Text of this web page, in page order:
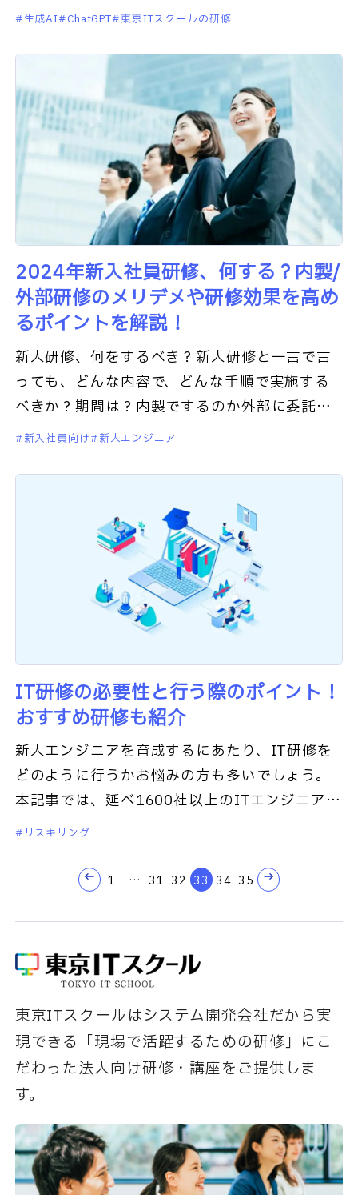
た質問や会話に対し、適切な回答を返してくれ
生成AI ChatGPT 東京ITスクールの研修
2024年新入社員研修、何する？内製/
外部研修のメリデメや研修効果を高め
るポイントを解説！
新人研修、何をするべき？新人研修と一言で言
っても、どんな内容で、どんな手順で実施する
べきか？期間は？内製でするのか外部に委託す
るのか？etc…色々とお悩みの育成担当者の方も
新入社員向け 新人エンジニア
IT研修の必要性と行う際のポイント！
おすすめ研修も紹介
新人エンジニアを育成するにあたり、IT研修を
どのように行うかお悩みの方も多いでしょう。
本記事では、延べ1600社以上のITエンジニア育
成に携わってきた私たち東京ITスクールが、お
リスキリング
1 … 31 32 33 34 35
東京ITスクールはシステム開発会社だから実
現できる「現場で活躍するための研修」にこ
だわった法人向け研修・講座をご提供しま
す。